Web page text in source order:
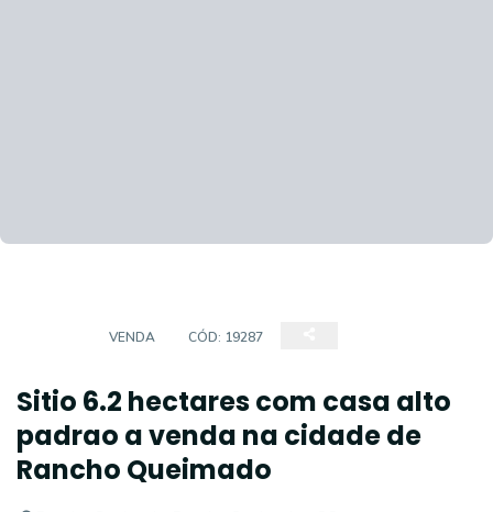
VENDA CÓD: 19287
Sitio 6.2 hectares com casa alto
padrao a venda na cidade de
Rancho Queimado